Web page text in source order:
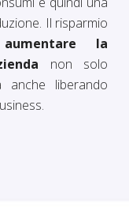
Il risparmio
aumentare la
non solo
anche liberando